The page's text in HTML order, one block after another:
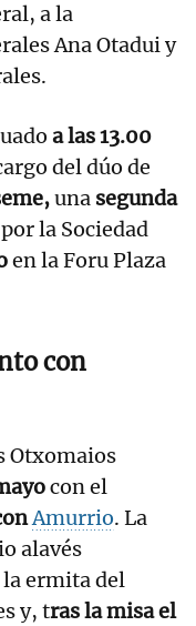
a la
Ana Otadui y
a las 13.00
del dúo de
una segunda
la Sociedad
en la Foru Plaza
con
Otxomaios
con el
Amurrio. La
alavés
la ermita del
y, tras la misa el